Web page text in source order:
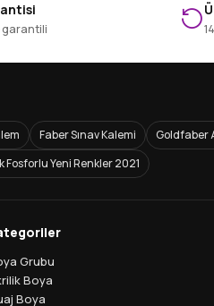
garantili
Faber Sınav Kalemi Goldfaber
Yeni Renkler 2021
Grubu
Boya
Boya